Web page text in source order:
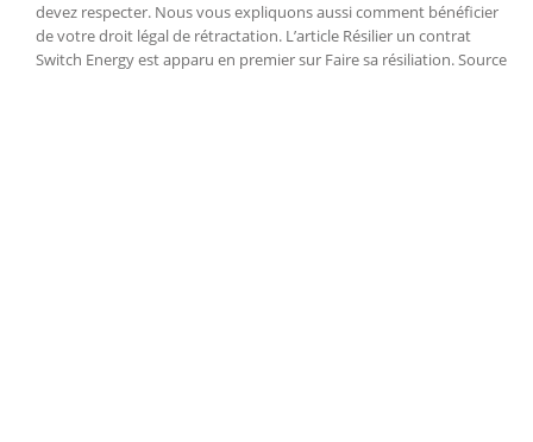
devez respecter. Nous vous expliquons aussi comment bénéficier
de votre droit légal de rétractation. L’article Résilier un contrat
Switch Energy est apparu en premier sur Faire sa résiliation. Source